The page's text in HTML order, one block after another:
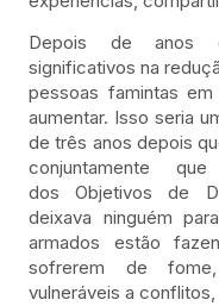
Depois de anos
significativos na
pessoas famintas
aumentar. Isso seria
de três anos depois
conjuntamente
dos Objetivos de
deixava ninguém
armados estão
sofrerem de
vulneráveis ​​a